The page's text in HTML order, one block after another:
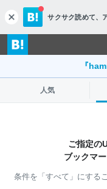
c
l
o
s
サクサク読めて、
『
人気
ご指定の
ブックマ
条件を「すべて」にするこ